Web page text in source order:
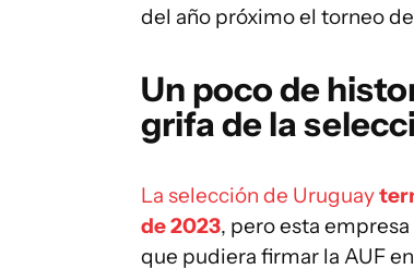
del año próximo el torneo
Un poco de
grifa de la
La selección de Uruguay
de 2023, pero esta
que pudiera firmar la AUF